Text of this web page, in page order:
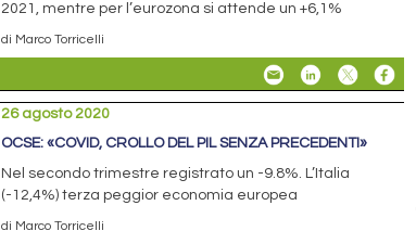
2021, mentre per l’eurozona si attende un +6,1%
di Marco Torricelli
26 agosto 2020
OCSE: «COVID, CROLLO DEL PIL SENZA PRECEDENTI»
Nel secondo trimestre registrato un -9.8%. L’Italia
(-12,4%) terza peggior economia europea
di Marco Torricelli